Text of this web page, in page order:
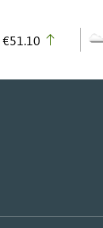
up
€51.10